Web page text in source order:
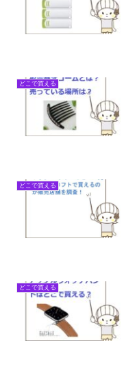
どこで買える
どこで買える
どこで買える